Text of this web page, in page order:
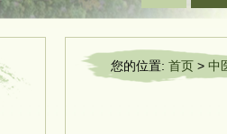
您的位置: 首页 > 中